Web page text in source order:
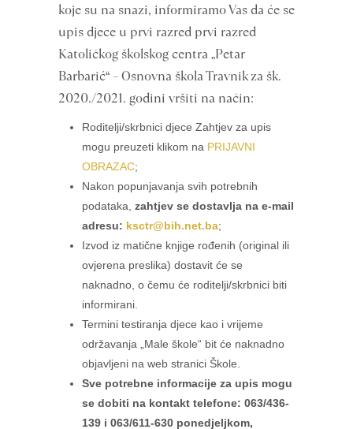
koje su na snazi, informiramo Vas da će se
upis djece u prvi razred prvi razred
Katoličkog školskog centra „Petar
Barbarić“ – Osnovna škola Travnik za šk.
2020./2021. godini vršiti na način:
Roditelji/skrbnici djece Zahtjev za upis
mogu preuzeti klikom na PRIJAVNI
OBRAZAC;
Nakon popunjavanja svih potrebnih
podataka, zahtjev se dostavlja na e-mail
adresu: ksctr@bih.net.ba;
Izvod iz matične knjige rođenih (original ili
ovjerena preslika) dostavit će se
naknadno, o čemu će roditelji/skrbnici biti
informirani.
Termini testiranja djece kao i vrijeme
održavanja „Male škole“ bit će naknadno
objavljeni na web stranici Škole.
Sve potrebne informacije za upis mogu
se dobiti na kontakt telefone: 063/436-
139 i 063/611-630 ponedjeljkom,